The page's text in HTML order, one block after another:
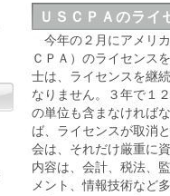
ＵＳＣＰＡのライ
今年の２月にアメリ
ＣＰＡ）のライセンス
士は、ライセンスを継
なりません。３年で１
の単位も含まなければ
ば、ライセンスが取消
会は、それだけ厳重に
内容は、会計、税法、
メント、情報技術など